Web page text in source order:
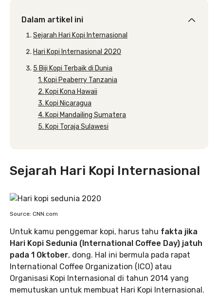
Dalam artikel ini
Sejarah Hari Kopi Internasional
Hari Kopi Internasional 2020
5 Biji Kopi Terbaik di Dunia
1. Kopi Peaberry Tanzania
2. Kopi Kona Hawaii
3. Kopi Nicaragua
4. Kopi Mandailing Sumatera
5. Kopi Toraja Sulawesi
Sejarah Hari Kopi Internasional
Source: CNN.com
Untuk kamu penggemar kopi, harus tahu fakta jika
Hari Kopi Sedunia (International Coffee Day) jatuh
pada 1 Oktober, dong. Hal ini bermula pada rapat
International Coffee Organization (ICO) atau
Organisasi Kopi Internasional di tahun 2014 yang
memutuskan untuk membuat Hari Kopi Internasional.